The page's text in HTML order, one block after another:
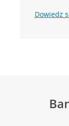
Dowiedz